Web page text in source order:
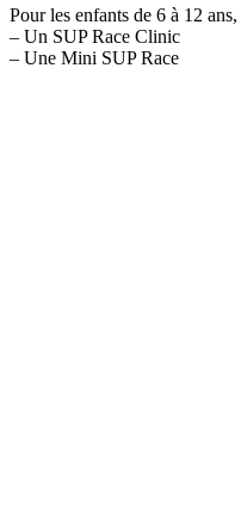
Pour les enfants de 6 à 12 ans,
– Un SUP Race Clinic
– Une Mini SUP Race